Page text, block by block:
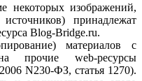
некоторых изображений,
принадлежат
Blog-Bridge.ru.
материалов с
прочие web-ресурсы
N230-ФЗ, статья 1270).